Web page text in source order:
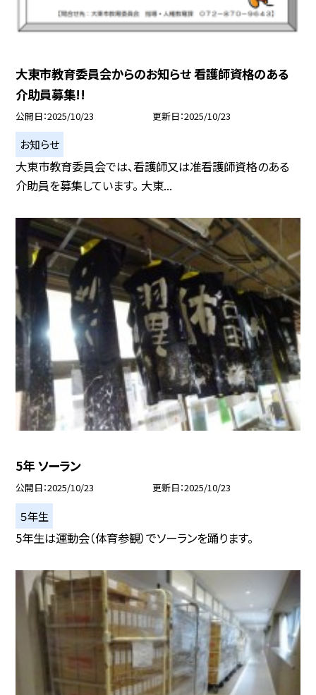
大東市教育委員会からのお知らせ 看護師資格のある
介助員募集!!
公開日 2025/10/23 更新日 2025/10/23
お知らせ
大東市教育委員会では、看護師又は准看護師資格のある
介助員を募集しています。 大東...
5年 ソーラン
公開日 2025/10/23 更新日 2025/10/23
５年生
5年生は運動会（体育参観）でソーランを踊ります。